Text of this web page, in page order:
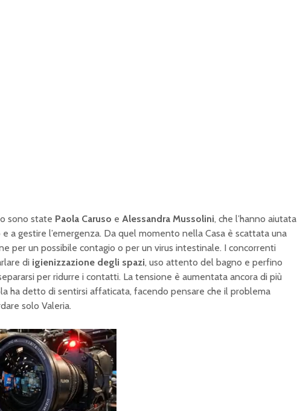
sono state Paola Caruso e Alessandra Mussolini, che l’hanno aiutata
a gestire l’emergenza. Da quel momento nella Casa è scattata una
per un possibile contagio o per un virus intestinale. I concorrenti
di igienizzazione degli spazi, uso attento del bagno e perfino
per ridurre i contatti. La tensione è aumentata ancora di più
ha detto di sentirsi affaticata, facendo pensare che il problema
solo Valeria.